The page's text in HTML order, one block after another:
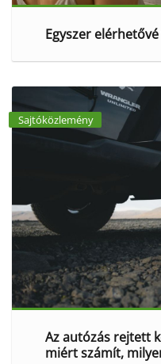
Egyszer
Sajtóközlemény
Az autózás rejtett
miért számít,